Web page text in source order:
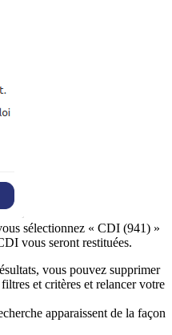
sélectionnez « CDI (941) »
vous seront restituées.
vous pouvez supprimer
et critères et relancer votre
apparaissent de la façon